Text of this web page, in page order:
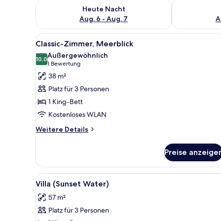
Heute Nacht
Aug. 6 - Aug. 7
Überprüfe die Verfügbarkeit für heute Nacht, Aug. 6
Überprüfe
Alle
Fotos
für
Classic-
Zimmer,
Meerblick
anzeigen
Ein Hotelzimmer mit Bett,
7
Classic-Zimmer, Meerblick
10,010,0 von 10
Außergewöhnlich
1 Bewertung
(1
Bewertung)
38 m²
Platz für 3 Personen
1 King-Bett
Kostenloses WLAN
Weitere Details
Weitere
Zimmer,
Meerblick
Preise
Alle
Fotos
für
Villa
Ein Hotelzimmer mit Bett,
6
Villa (Sunset Water)
57 m²
Platz für 3 Personen